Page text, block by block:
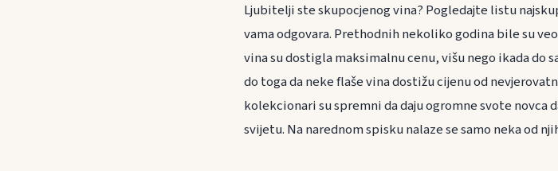
Ljubitelji ste skupocjenog vina? Pogledajte listu
vama odgovara. Prethodnih nekoliko godina bile su
vina su dostigla maksimalnu cenu, višu nego ikada do
do toga da neke flaše vina dostižu cijenu od
kolekcionari su spremni da daju ogromne svote novca
svijetu. Na narednom spisku nalaze se samo neka od